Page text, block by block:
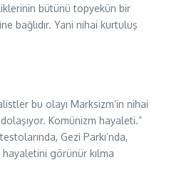
bütünü topyekün bir
bağlıdır. Yani nihai kurtuluş
bu olayı Marksizm’in nihai
Komünizm hayaleti.”
Gezi Parkı’nda,
hayaletini görünür kılma